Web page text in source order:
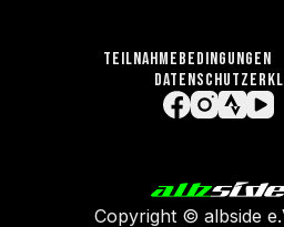
TEILNAHMEBEDINGUNGEN
Copyright © albside